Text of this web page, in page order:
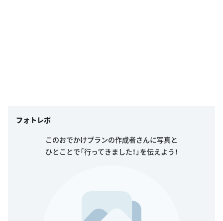
フォトレポ
このおでかけプランの作成者さんに写真と
ひとことで「行ってきました！」を伝えよう！